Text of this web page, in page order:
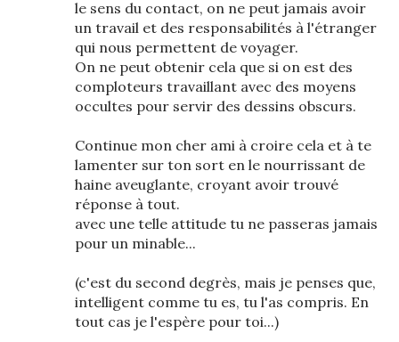
le sens du contact, on ne peut jamais avoir
un travail et des responsabilités à l'étranger
qui nous permettent de voyager.
On ne peut obtenir cela que si on est des
comploteurs travaillant avec des moyens
occultes pour servir des dessins obscurs.
Continue mon cher ami à croire cela et à te
lamenter sur ton sort en le nourrissant de
haine aveuglante, croyant avoir trouvé
réponse à tout.
avec une telle attitude tu ne passeras jamais
pour un minable...
(c'est du second degrès, mais je penses que,
intelligent comme tu es, tu l'as compris. En
tout cas je l'espère pour toi...)